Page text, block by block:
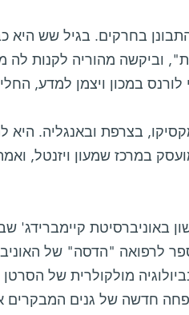
בחרקים. בגיל שש
וביקשה מהוריה לקנות לה
בצרפת ובאנגליה. היא
במרכז שמעון ויזנטל,
באוניברסיטת קיימברידג'
לרפואה "הדסה" של
תואר שלישי בביולוגיה מולקולרית